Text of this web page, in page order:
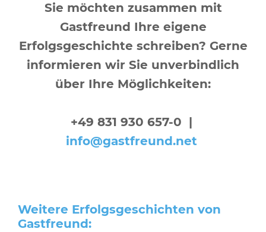
Sie möchten zusammen mit
Gastfreund Ihre eigene
Erfolgsgeschichte schreiben? Gerne
informieren wir Sie unverbindlich
über Ihre Möglichkeiten:
+49 831 930 657-0 |
info@gastfreund.net
Weitere Erfolgsgeschichten von
Gastfreund: